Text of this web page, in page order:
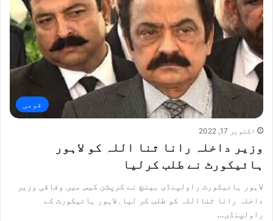
قومی
اکتوبر 17, 2022
وزیر داخلہ رانا ثنا اللہ کو لاہور
ہائیکورٹ نے طلب کرلیا
لاہور ہائیکورٹ راولپنڈی بینچ نے کرپشن کیس میں وفاقی وزیر
داخلہ رانا ثنااللہ کو طلب کر لیا۔لاہور ہائیکورٹ کے
راولپنڈی…